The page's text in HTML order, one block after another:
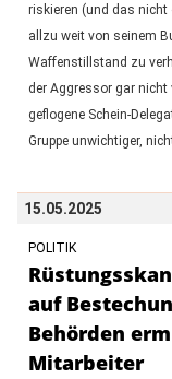
riskieren (und das nicht
allzu weit von seinem
Waffenstillstand zu
der Aggressor gar
geflogene Schein-
Gruppe unwichtiger,
15.05.2025
POLITIK
auf
Behörden
Mitarbeiter